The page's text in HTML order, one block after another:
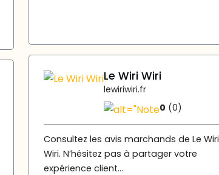
Le Wiri Wiri
lewiriwiri.fr
0 (0)
Consultez les avis marchands de Le Wiri
Wiri. N’hésitez pas à partager votre
expérience client...